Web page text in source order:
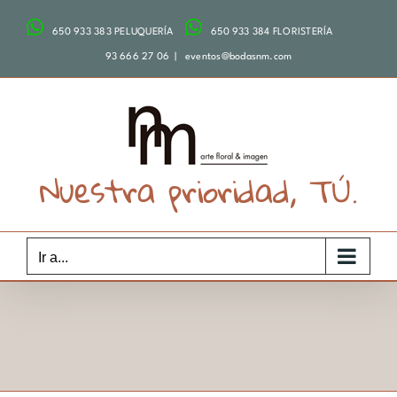
650 933 383 PELUQUERÍA 650 933 384 FLORISTERÍA
93 666 27 06 eventos@bodasnm.com
Nuestra prioridad, TÚ.
Ir a...